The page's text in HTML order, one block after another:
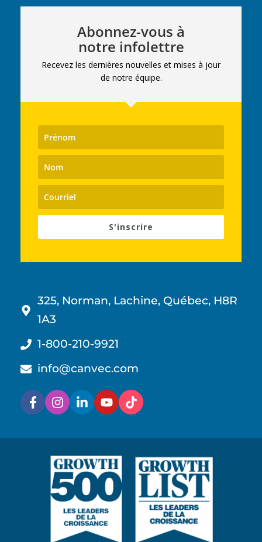
Abonnez-vous à
notre infolettre
Recevez les dernières nouvelles et mises à jour
de notre équipe.
S'inscrire
325, Norman, Lachine, Québec, H8R
1A3
1-800-210-9921
info@canvec.com